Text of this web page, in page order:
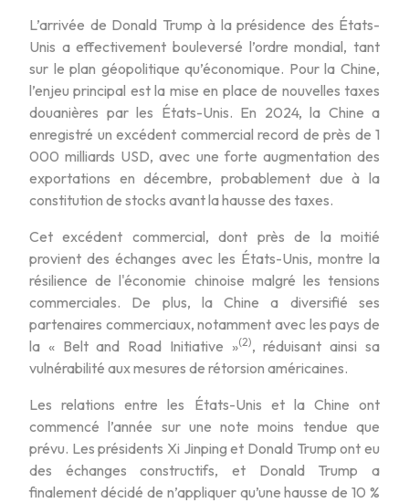
L’arrivée de Donald Trump à la présidence des États-
Unis a effectivement bouleversé l’ordre mondial, tant
sur le plan géopolitique qu’économique. Pour la Chine,
l’enjeu principal est la mise en place de nouvelles taxes
douanières par les États-Unis. En 2024, la Chine a
enregistré un excédent commercial record de près de 1
000 milliards USD, avec une forte augmentation des
exportations en décembre, probablement due à la
constitution de stocks avant la hausse des taxes.
Cet excédent commercial, dont près de la moitié
provient des échanges avec les États-Unis, montre la
résilience de l'économie chinoise malgré les tensions
commerciales. De plus, la Chine a diversifié ses
partenaires commerciaux, notamment avec les pays de
la « Belt and Road Initiative »(2), réduisant ainsi sa
vulnérabilité aux mesures de rétorsion américaines.
Les relations entre les États-Unis et la Chine ont
commencé l’année sur une note moins tendue que
prévu. Les présidents Xi Jinping et Donald Trump ont eu
des échanges constructifs, et Donald Trump a
finalement décidé de n’appliquer qu’une hausse de 10 %